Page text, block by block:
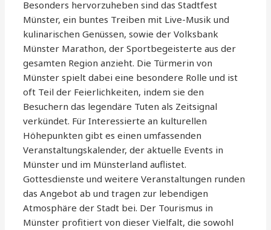
Besonders hervorzuheben sind das Stadtfest
Münster, ein buntes Treiben mit Live-Musik und
kulinarischen Genüssen, sowie der Volksbank
Münster Marathon, der Sportbegeisterte aus der
gesamten Region anzieht. Die Türmerin von
Münster spielt dabei eine besondere Rolle und ist
oft Teil der Feierlichkeiten, indem sie den
Besuchern das legendäre Tuten als Zeitsignal
verkündet. Für Interessierte an kulturellen
Höhepunkten gibt es einen umfassenden
Veranstaltungskalender, der aktuelle Events in
Münster und im Münsterland auflistet.
Gottesdienste und weitere Veranstaltungen runden
das Angebot ab und tragen zur lebendigen
Atmosphäre der Stadt bei. Der Tourismus in
Münster profitiert von dieser Vielfalt, die sowohl